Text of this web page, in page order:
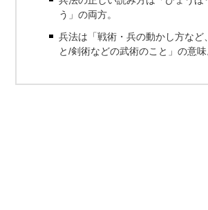
う」の両方。
兵法は「戦術・兵の動かし方など
と/剣術などの武術のこと」の意味